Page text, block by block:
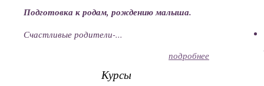
Подготовка к родам, рождению малыша.
Счастливые родители-...
подробнее
Курсы